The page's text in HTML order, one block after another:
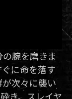
腕を磨きま
に命を落す
次々に襲い
き、スレイヤ